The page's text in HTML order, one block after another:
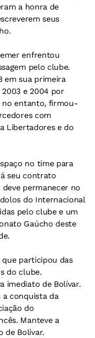
a honra de
seus
enfrentou
pelo clube.
em sua primeira
e 2004 por
no entanto, firmou-
com
Libertadores e do
no time para
seu contrato
permanecer no
do Internacional
pelo clube e um
Gaúcho deste
participou das
do clube.
imediato de Bolívar.
conquista da
do
Manteve a
de Bolívar.